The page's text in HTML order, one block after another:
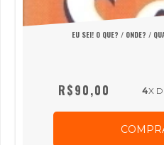
EU SEI! O QUE? / ONDE? /
R$90,00 4X